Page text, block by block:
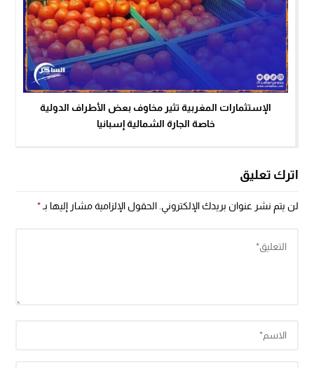
الإستثمارات المغربية تثير مخاوف بعض الأطراف الدولية
خاصة الجارة الشمالية إسبانيا
اترك تعليق
لن يتم نشر عنوان بريدك الإلكتروني. الحقول الإلزامية مشار إليها بـ*